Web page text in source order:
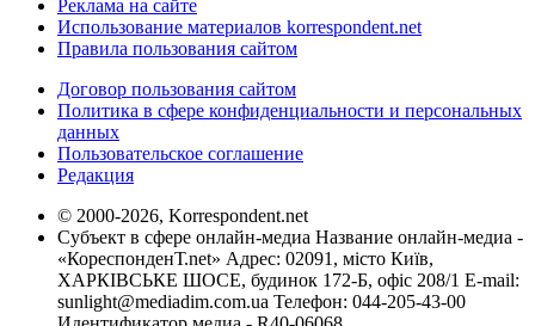
Реклама на сайте
Использование материалов korrespondent.net
Правила пользования сайтом
Договор пользования сайтом
Политика в сфере конфиденциальности и персональных
данных
Пользовательское соглашение
Редакция
© 2000-2026, Korrespondent.net
Субъект в сфере онлайн-медиа Название онлайн-медиа -
«КореспонденТ.net» Адрес: 02091, місто Київ,
ХАРКІВСЬКЕ ШОСЕ, будинок 172-Б, офіс 208/1 E-mail:
sunlight@mediadim.com.ua Телефон: 044-205-43-00